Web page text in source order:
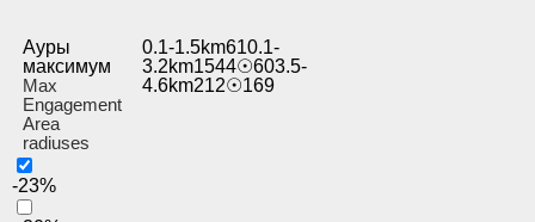
Ауры
максимум
Max
Engagement
Area
radiuses
0.1-1.5km610.1-
3.2km1544☉603.5-
4.6km212☉169
-23%